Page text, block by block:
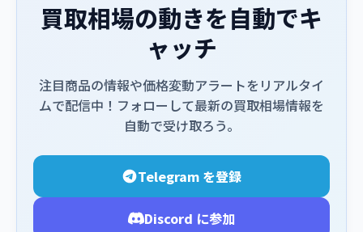
買取相場の動きを自動でキ
ャッチ
注目商品の情報や価格変動アラートをリアルタイ
ムで配信中！フォローして最新の買取相場情報を
自動で受け取ろう。
Telegram を登録
Discord に参加